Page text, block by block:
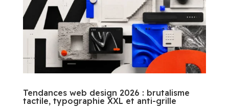
Tendances web design 2026 : brutalisme
tactile, typographie XXL et anti-grille